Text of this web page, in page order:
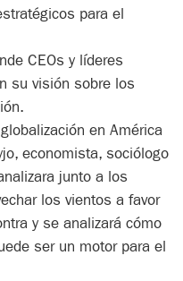
para el
CEOs y líderes
su visión sobre los
en América
economista, sociólogo
junto a los
los vientos a favor
y se analizará cómo
ser un motor para el